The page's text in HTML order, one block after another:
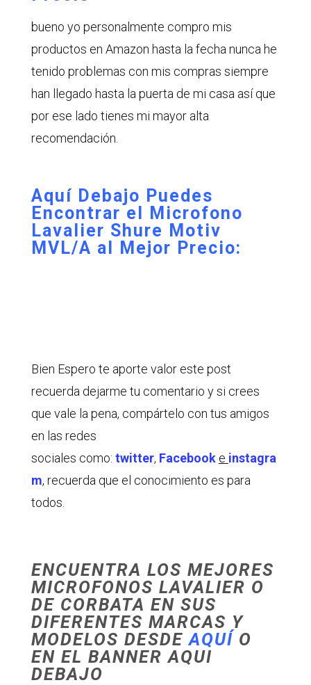
bueno yo personalmente compro mis
productos en Amazon hasta la fecha nunca he
tenido problemas con mis compras siempre
han llegado hasta la puerta de mi casa así que
por ese lado tienes mi mayor alta
recomendación.
Aquí Debajo Puedes
Encontrar el Microfono
Lavalier Shure Motiv
MVL/A al Mejor Precio:
Bien Espero te aporte valor este post
recuerda dejarme tu comentario y si crees
que vale la pena, compártelo con tus amigos
en las redes
sociales como: twitter, Facebook e instagra
m, recuerda que el conocimiento es para
todos.
ENCUENTRA LOS MEJORES
MICROFONOS LAVALIER O
DE CORBATA EN SUS
DIFERENTES MARCAS Y
MODELOS DESDEAQUÍ O
EN EL BANNER AQUI
DEBAJO